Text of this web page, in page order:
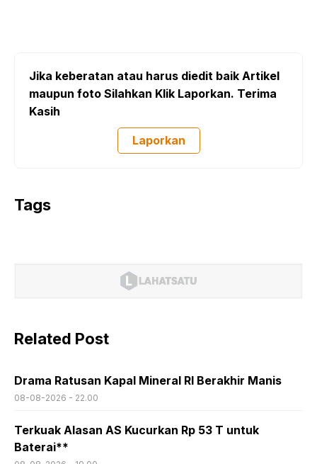
Jika keberatan atau harus diedit baik Artikel
maupun foto Silahkan Klik Laporkan. Terima
Kasih
Laporkan
Tags
Related Post
Drama Ratusan Kapal Mineral RI Berakhir Manis
08-08-2026 - 22.00
Terkuak Alasan AS Kucurkan Rp 53 T untuk
Baterai**